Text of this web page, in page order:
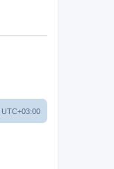
UTC+03:00